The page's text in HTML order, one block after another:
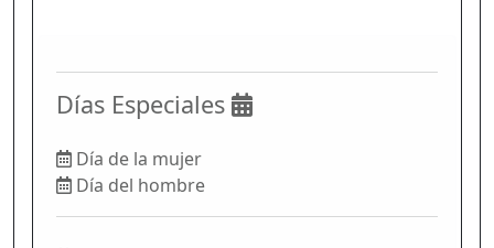
Días Especiales
Día de la mujer
Día del hombre